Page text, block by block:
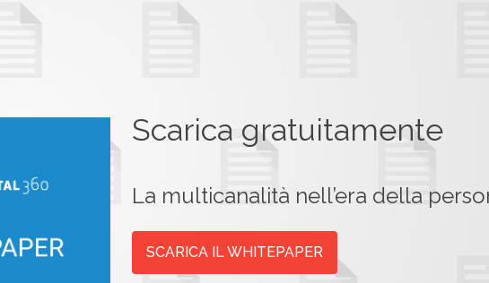
Scarica gratuitamente
La multicanalità nell’era della
SCARICA IL WHITEPAPER